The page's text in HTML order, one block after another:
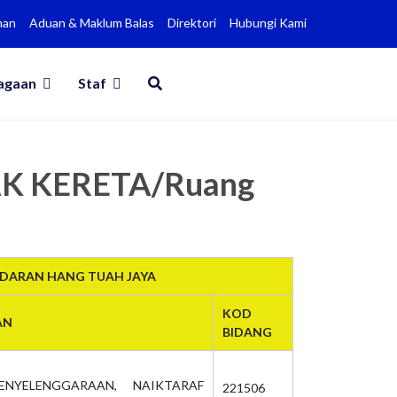
Aduan & Maklum Balas Direktori Hubungi Kami
Staf
KERETA/Ruang
HANG TUAH JAYA
KOD
BIDANG
NAIKTARAF
221506